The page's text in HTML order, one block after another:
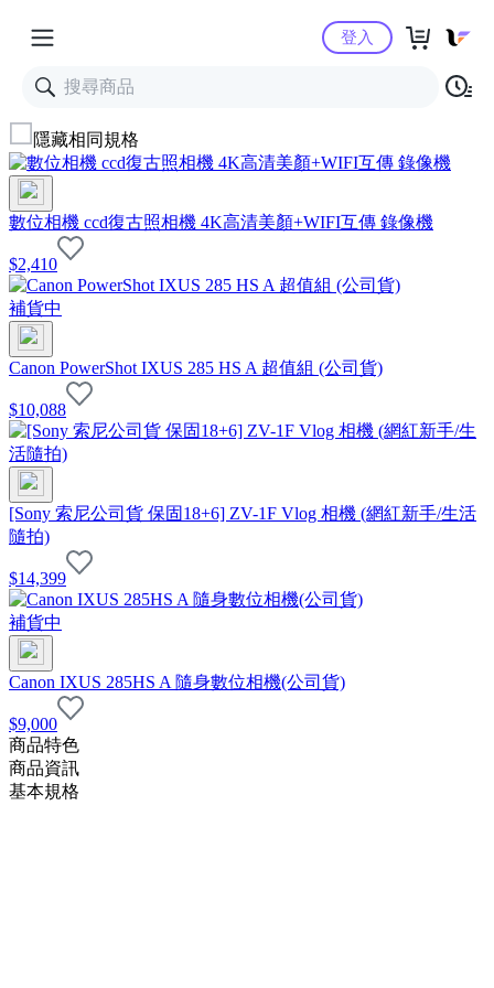
Yahoo購物中心
登入
隱藏相同規格
數位相機 ccd復古照相機 4K高清美顏+WIFI互傳 錄像機
$2,410
補貨中
Canon PowerShot IXUS 285 HS A 超值組 (公司貨)
$10,088
[Sony 索尼公司貨 保固18+6] ZV-1F Vlog 相機 (網紅新手/生活
隨拍)
$14,399
補貨中
Canon IXUS 285HS A 隨身數位相機(公司貨)
$9,000
商品特色
商品資訊
基本規格